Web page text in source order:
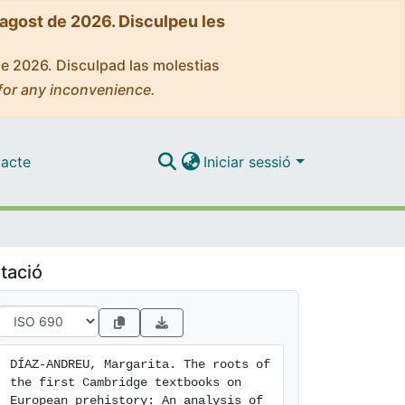
de 2026. Disculpeu les
2026. Disculpad las molestias
any inconvenience.
Iniciar sessió
DÍAZ-ANDREU, Margarita. The roots of
the first Cambridge textbooks on
European prehistory: An analysis of